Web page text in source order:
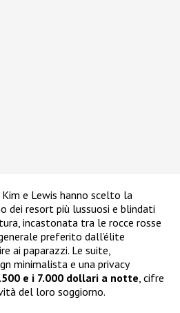
e Lewis hanno scelto la
dei resort più lussuosi e blindati
incastonata tra le rocce rosse
preferito dall’élite
ai paparazzi. Le suite,
minimalista e una privacy
e i 7.000 dollari a notte, cifre
del loro soggiorno.